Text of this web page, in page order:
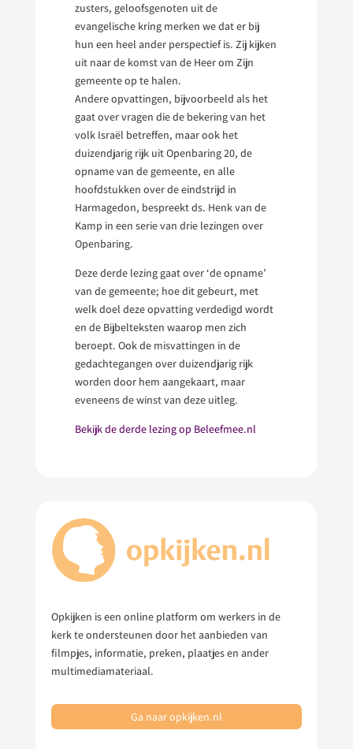
zusters, geloofsgenoten uit de
evangelische kring merken we dat er bij
hun een heel ander perspectief is. Zij kijken
uit naar de komst van de Heer om Zijn
gemeente op te halen.
Andere opvattingen, bijvoorbeeld als het
gaat over vragen die de bekering van het
volk Israël betreffen, maar ook het
duizendjarig rijk uit Openbaring 20, de
opname van de gemeente, en alle
hoofdstukken over de eindstrijd in
Harmagedon, bespreekt ds. Henk van de
Kamp in een serie van drie lezingen over
Openbaring.
Deze derde lezing gaat over ‘de opname’
van de gemeente; hoe dit gebeurt, met
welk doel deze opvatting verdedigd wordt
en de Bijbelteksten waarop men zich
beroept. Ook de misvattingen in de
gedachtegangen over duizendjarig rijk
worden door hem aangekaart, maar
eveneens de winst van deze uitleg.
Bekijk de derde lezing op Beleefmee.nl
Opkijken is een online platform om werkers in de
kerk te ondersteunen door het aanbieden van
filmpjes, informatie, preken, plaatjes en ander
multimediamateriaal.
Ga naar opkijken.nl